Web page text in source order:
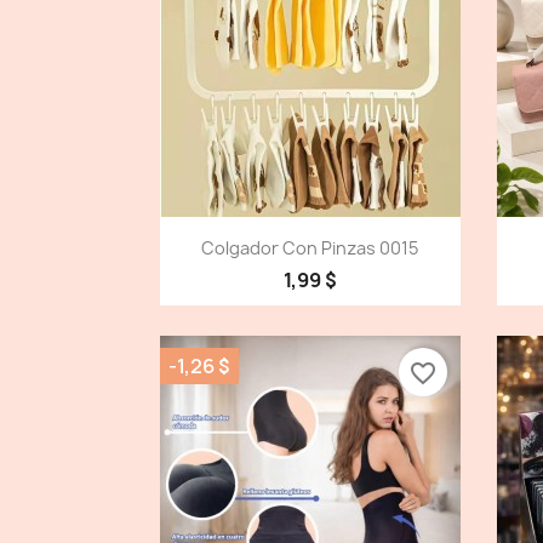
Vista detallada
Colgador Con Pinzas 0015
1,99 $
-1,26 $ favorite_border